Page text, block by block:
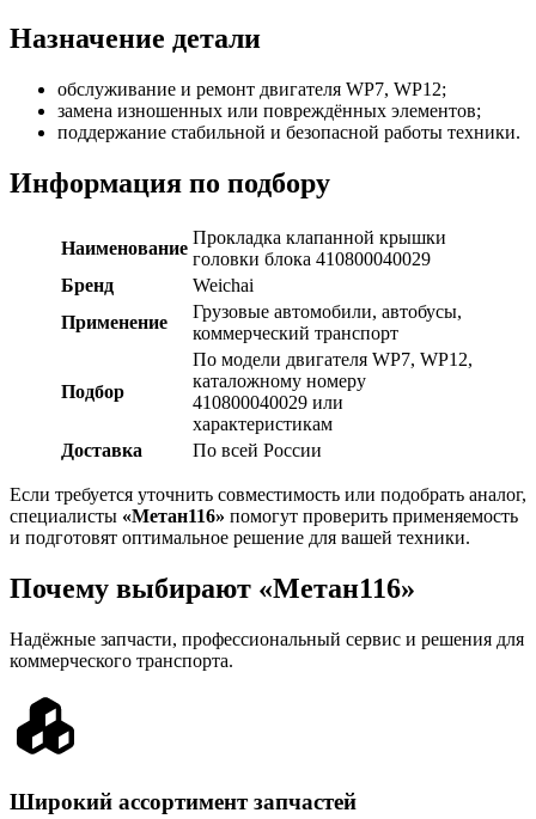
Назначение детали
обслуживание и ремонт двигателя WP7, WP12;
замена изношенных или повреждённых элементов;
поддержание стабильной и безопасной работы техники.
Информация по подбору
Наименование
Прокладка клапанной крышки
головки блока 410800040029
Бренд
Weichai
Применение
Грузовые автомобили, автобусы,
коммерческий транспорт
Подбор
По модели двигателя WP7, WP12,
каталожному номеру
410800040029 или
характеристикам
Доставка
По всей России
Если требуется уточнить совместимость или подобрать аналог,
специалисты «Метан116» помогут проверить применяемость
и подготовят оптимальное решение для вашей техники.
Почему выбирают «Метан116»
Надёжные запчасти, профессиональный сервис и решения для
коммерческого транспорта.
Широкий ассортимент запчастей